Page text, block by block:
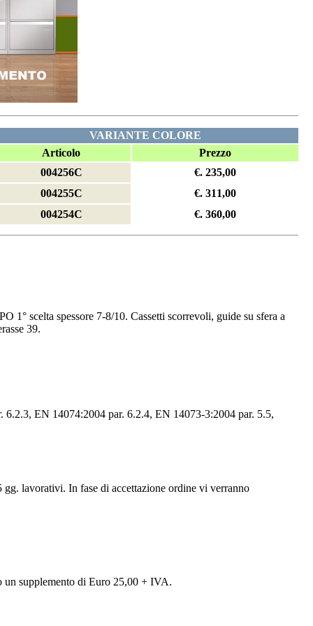
VARIANTE COLORE
Articolo
Prezzo
004256C
€. 235,00
004255C
€. 311,00
004254C €. 360,00
1° scelta spessore 7-8/10. Cassetti scorrevoli, guide su sfera a
39.
EN 14074:2004 par. 6.2.4, EN 14073-3:2004 par. 5.5,
lavorativi. In fase di accettazione ordine vi verranno
un supplemento di Euro 25,00 + IVA.